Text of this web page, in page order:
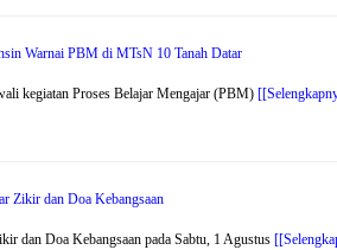
Warnai PBM di MTsN 10 Tanah Datar
kegiatan Proses Belajar Mengajar (PBM)
Zikir dan Doa Kebangsaan
dan Doa Kebangsaan pada Sabtu, 1 Agustus